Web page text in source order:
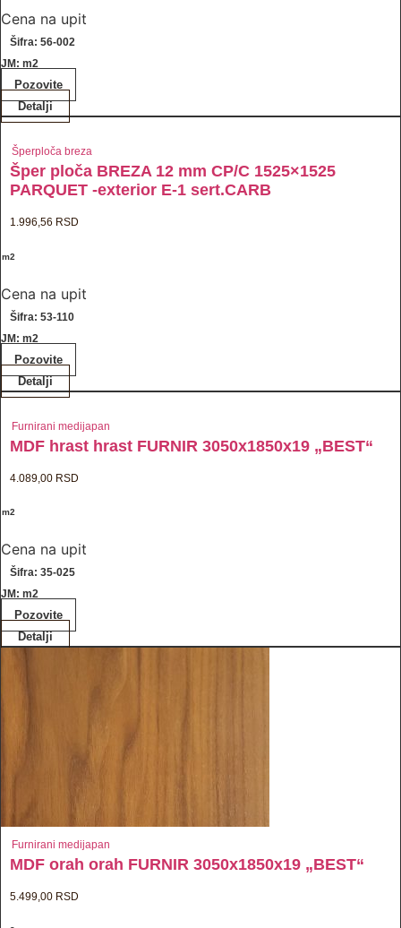
Cena na upit
Šifra: 56-002
JM: m2
Pozovite
Detalji
Šperploča breza
Šper ploča BREZA 12 mm CP/C 1525×1525
PARQUET -exterior E-1 sert.CARB
1.996,56 RSD
m2
Cena na upit
Šifra: 53-110
JM: m2
Pozovite
Detalji
Furnirani medijapan
MDF hrast hrast FURNIR 3050x1850x19 „BEST“
4.089,00 RSD
m2
Cena na upit
Šifra: 35-025
JM: m2
Pozovite
Detalji
Furnirani medijapan
MDF orah orah FURNIR 3050x1850x19 „BEST“
5.499,00 RSD